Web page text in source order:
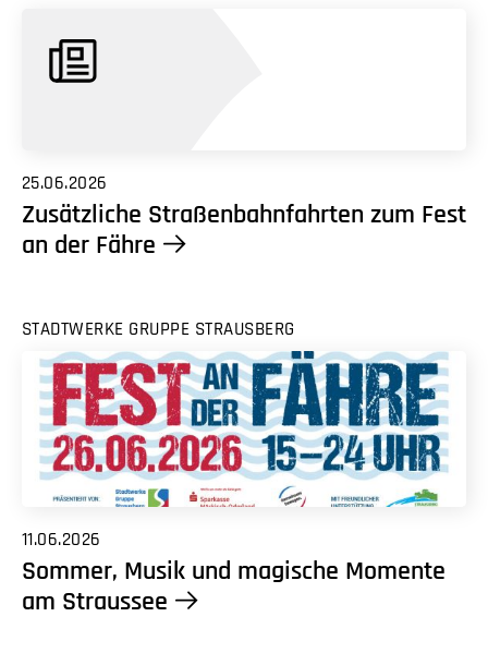
25.06.2026
Zusätzliche Straßenbahnfahrten zum Fest
an der Fähre
STADTWERKE GRUPPE STRAUSBERG
11.06.2026
Sommer, Musik und magische Momente
am Straussee